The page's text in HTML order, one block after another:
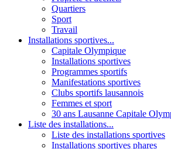
Quartiers
Sport
Travail
Installations sportives...
Capitale Olympique
Installations sportives
Programmes sportifs
Manifestations sportives
Clubs sportifs lausannois
Femmes et sport
30 ans Lausanne Capitale
Liste des installations...
Liste des installations sportives
Installations sportives phares